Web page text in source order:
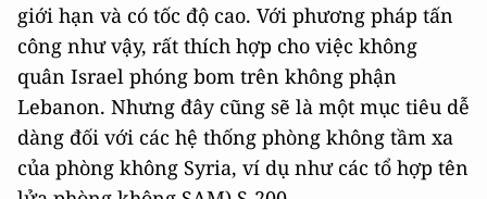
giới hạn và có tốc độ cao. Với phương pháp tấn
công như vậy, rất thích hợp cho việc không
quân Israel phóng bom trên không phận
Lebanon. Nhưng đây cũng sẽ là một mục tiêu dễ
dàng đối với các hệ thống phòng không tầm xa
của phòng không Syria, ví dụ như các tổ hợp tên